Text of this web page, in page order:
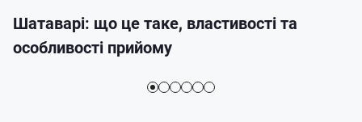
Шатаварі: що це таке, властивості та
особливості прийому